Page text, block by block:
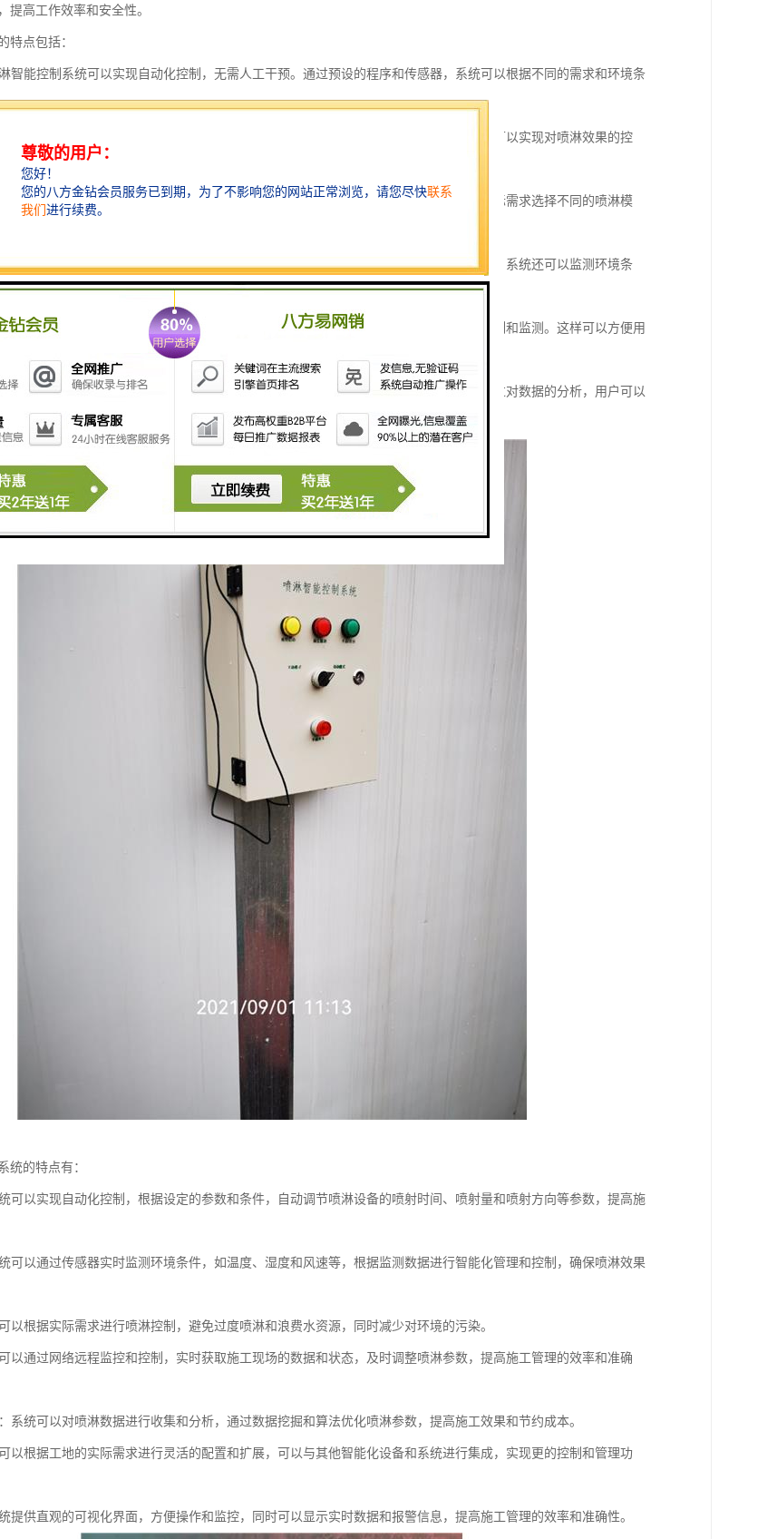
提高工作效率和安全性。
特点包括：
智能控制系统可以实现自动化控制，无需人工干预。通过预设的程序和传感器，系统可以根据不同的需求和环境条
的运行状态。
控制系统可以控制喷淋设备的喷射时间、喷射量和喷射方向等参数。通过调节这些参数，可以实现对喷淋效果的控
和效果。
能控制系统可以实现多种功能，如定时喷淋、循环喷淋、间歇喷淋等。用户可以根据实际需求选择不同的喷淋模
能控制系统可以根据实际需求调整喷淋设备的运行状态，避免不必要的能源浪费。同时，系统还可以监测环境条
能控制系统可以实现远程控制，用户可以通过手机、电脑等终端设备对喷淋设备进行控制和监测。这样可以方便用
备进行管理和调整，提高工作效率和便利性。
能控制系统可以对喷淋设备的运行数据进行收集和分析，提供数据报表和分析结果。通过对数据的分析，用户可以
状态和效果，及时发现问题并进行调整和改进。
统的特点有：
可以实现自动化控制，根据设定的参数和条件，自动调节喷淋设备的喷射时间、喷射量和喷射方向等参数，提高施
可以通过传感器实时监测环境条件，如温度、湿度和风速等，根据监测数据进行智能化管理和控制，确保喷淋效果
以根据实际需求进行喷淋控制，避免过度喷淋和浪费水资源，同时减少对环境的污染。
以通过网络远程监控和控制，实时获取施工现场的数据和状态，及时调整喷淋参数，提高施工管理的效率和准确
系统可以对喷淋数据进行收集和分析，通过数据挖掘和算法优化喷淋参数，提高施工效果和节约成本。
以根据工地的实际需求进行灵活的配置和扩展，可以与其他智能化设备和系统进行集成，实现更的控制和管理功
提供直观的可视化界面，方便操作和监控，同时可以显示实时数据和报警信息，提高施工管理的效率和准确性。